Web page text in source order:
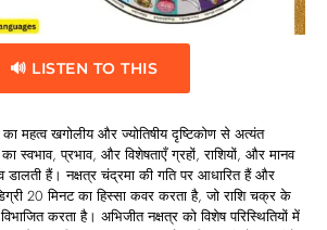
🔊 LISTEN TO THIS
का महत्व खगोलीय और ज्योतिषीय दृष्टिकोण से अत्यंत
स्वभाव, प्रभाव, और विशेषताएँ ग्रहों, राशियों, और मानव
हैं। नक्षत्र चंद्रमा की गति पर आधारित हैं और
20 मिनट का हिस्सा कवर करता है, जो राशि चक्र के
करता है। अभिजीत नक्षत्र को विशेष परिस्थितियों में